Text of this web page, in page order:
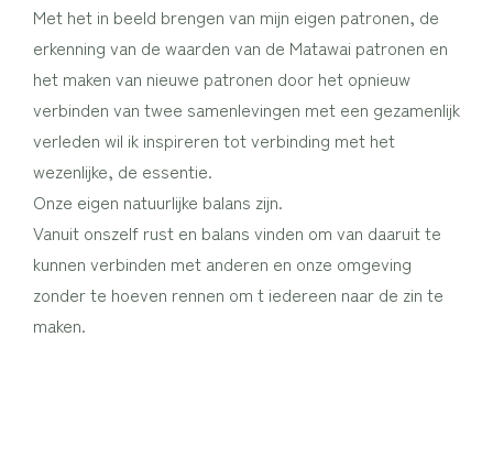
Met het in beeld brengen van mijn eigen patronen, de
erkenning van de waarden van de Matawai patronen en
het maken van nieuwe patronen door het opnieuw
verbinden van twee samenlevingen met een gezamenlijk
verleden wil ik inspireren tot verbinding met het
wezenlijke, de essentie.
Onze eigen natuurlijke balans zijn.
Vanuit onszelf rust en balans vinden om van daaruit te
kunnen verbinden met anderen en onze omgeving
zonder te hoeven rennen om t iedereen naar de zin te
maken.